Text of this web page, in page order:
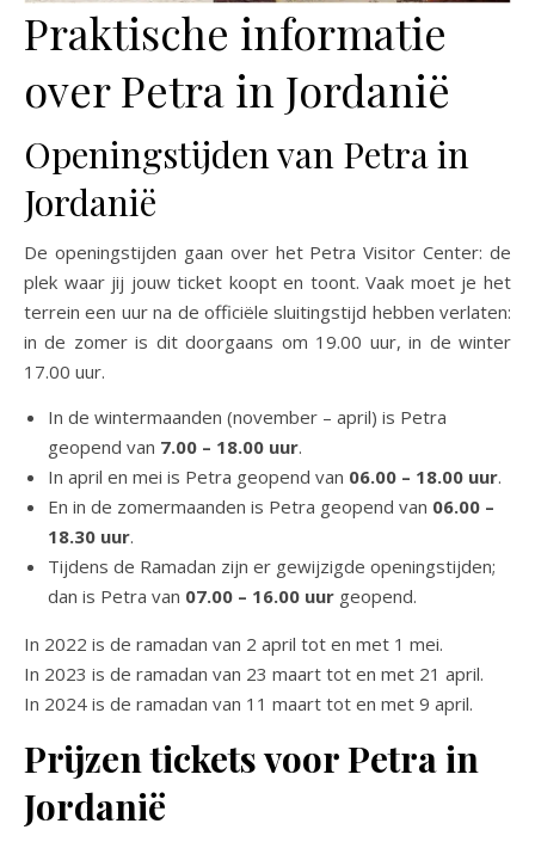
Praktische informatie
over Petra in Jordanië
Openingstijden van Petra in
Jordanië
De openingstijden gaan over het Petra Visitor Center: de
plek waar jij jouw ticket koopt en toont. Vaak moet je het
terrein een uur na de officiële sluitingstijd hebben verlaten:
in de zomer is dit doorgaans om 19.00 uur, in de winter
17.00 uur.
In de wintermaanden (november – april) is Petra
geopend van 7.00 – 18.00 uur.
In april en mei is Petra geopend van 06.00 – 18.00 uur.
En in de zomermaanden is Petra geopend van 06.00 –
18.30 uur.
Tijdens de Ramadan zijn er gewijzigde openingstijden;
dan is Petra van 07.00 – 16.00 uur geopend.
In 2022 is de ramadan van 2 april tot en met 1 mei.
In 2023 is de ramadan van 23 maart tot en met 21 april.
In 2024 is de ramadan van 11 maart tot en met 9 april.
Prijzen tickets voor Petra in
Jordanië